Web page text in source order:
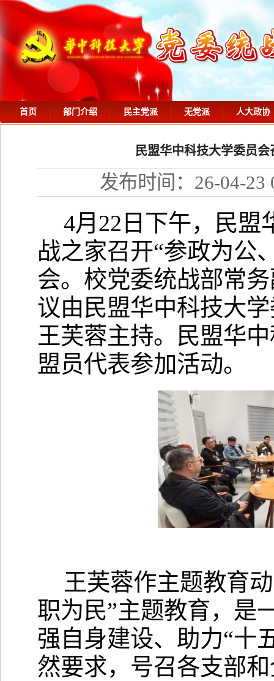
首页 部门介绍 民主党派 无党派 人大政协
民盟华中科技大学委员
发布时间：26-04-23
4月22日下午，民盟
战之家召开“参政为公
会。校党委统战部常
议由 民盟华中科技大
王芙蓉主持。
民盟华
盟员代表参加活动。
王芙蓉作主题教育
职为民”主题教育，是
强自身建设、助力“十
然要求， 号召各支部